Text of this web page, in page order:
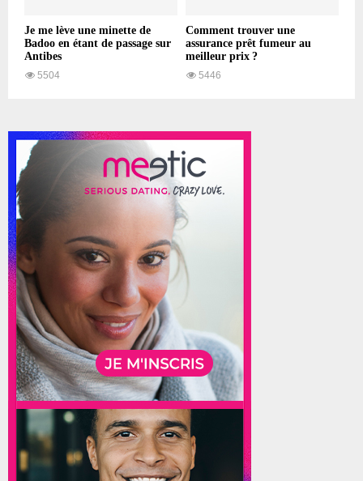
Je me lève une minette de
Badoo en étant de passage sur
Antibes
5504
Comment trouver une
assurance prêt fumeur au
meilleur prix ?
5446